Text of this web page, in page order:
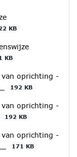
KB
KB
oprichting -
192 KB
oprichting -
192 KB
oprichting -
171 KB